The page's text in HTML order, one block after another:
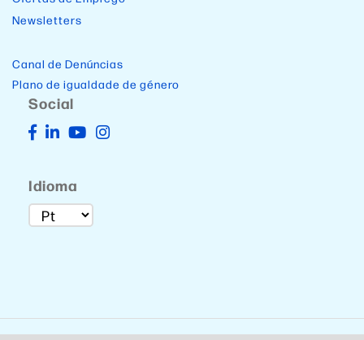
Newsletters
Canal de Denúncias
Plano de igualdade de género
Social
Idioma